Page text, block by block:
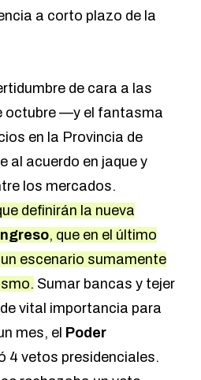
a corto plazo de la
de cara a las
octubre —y el fantasma
en la Provincia de
al acuerdo en jaque y
los mercados.
definirán la nueva
, que en el último
escenario sumamente
Sumar bancas y tejer
vital importancia para
mes, el Poder
4 vetos presidenciales.